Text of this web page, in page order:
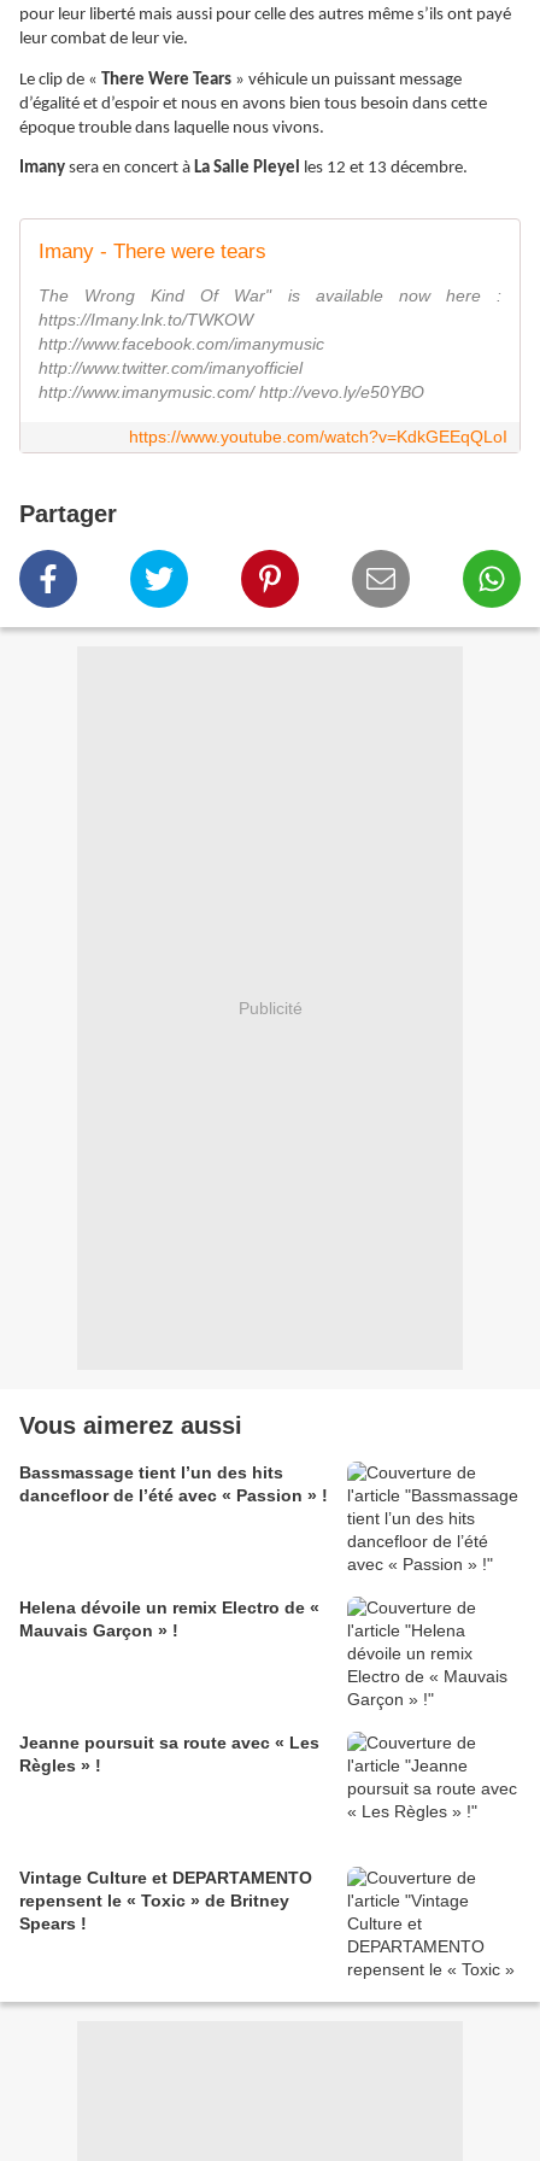
pour leur liberté mais aussi pour celle des autres même s’ils ont payé
leur combat de leur vie.
Le clip de « There Were Tears » véhicule un puissant message
d’égalité et d’espoir et nous en avons bien tous besoin dans cette
époque trouble dans laquelle nous vivons.
Imany sera en concert à La Salle Pleyel les 12 et 13 décembre.
Imany - There were tears
The Wrong Kind Of War" is available now here :
https://Imany.lnk.to/TWKOW
http://www.facebook.com/imanymusic
http://www.twitter.com/imanyofficiel
http://www.imanymusic.com/ http://vevo.ly/e50YBO
https://www.youtube.com/watch?v=KdkGEEqQLoI
Partager
Publicité
Vous aimerez aussi
Bassmassage tient l’un des hits
dancefloor de l’été avec « Passion » !
Helena dévoile un remix Electro de «
Mauvais Garçon » !
Jeanne poursuit sa route avec « Les
Règles » !
Vintage Culture et DEPARTAMENTO
repensent le « Toxic » de Britney
Spears !